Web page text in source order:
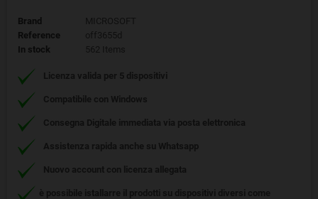
Brand
MICROSOFT
Reference
off3655d
In stock
562 Items
Licenza valida per 5 dispositivi
Compatibile con Windows
Consegna Digitale immediata via posta elettronica
Assistenza rapida anche su Whatsapp
Nuovo account con licenza allegata
è possibile istallarre il prodotti su dispositivi diversi come